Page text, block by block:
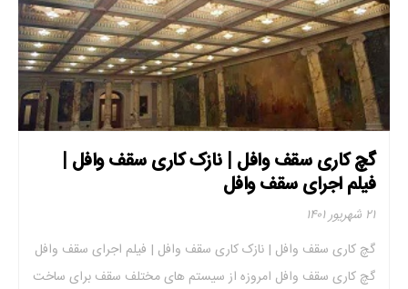
گچ کاری سقف وافل | نازک کاری سقف وافل |
فیلم اجرای سقف وافل
۲۱ شهریور ۱۴۰۱
گچ کاری سقف وافل | نازک کاری سقف وافل | فیلم اجرای سقف وافل
گچ کاری سقف وافل امروزه از سیستم های مختلف سقف برای ساخت